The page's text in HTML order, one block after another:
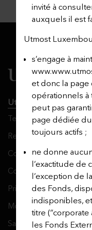
invité à
auxquels il est
Utmost
s’engage à
et donc la
opérationnels à
peut pas
page dédiée
toujours actifs ;
ne donne
l’exactitude de
l’exception de
des Fonds,
indisponibles,
titre (“corporate
les Fonds
Utmost Group
Terms and Conditions
Regulatory Information
Contact Us
Cookie Policy
Privacy Notices
Modern Slavery Act
Safecall &